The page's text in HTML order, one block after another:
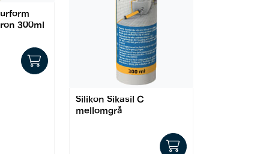
300ml
Silikon Sikasil C
mellomgrå